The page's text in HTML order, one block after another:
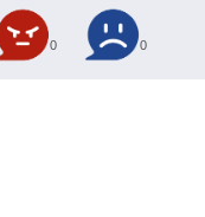
0 0